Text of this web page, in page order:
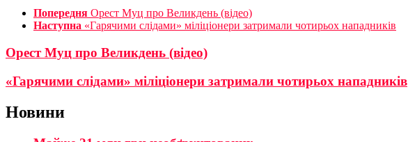
Попередня Орест Муц про Великдень (відео)
Наступна «Гарячими слідами» міліціонери затримали чотирьох нападників
Орест Муц про Великдень (відео)
«Гарячими слідами» міліціонери затримали чотирьох нападників
Новини